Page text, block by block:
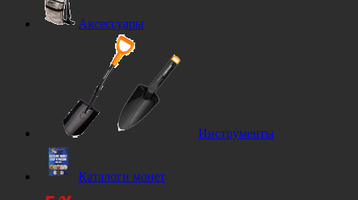
Аксессуары
Инструменты
Каталоги монет